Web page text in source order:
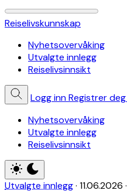
Reiselivskunnskap
Nyhetsovervåking
Utvalgte innlegg
Reiselivsinnsikt
Logg innRegistrer deg
Nyhetsovervåking
Utvalgte innlegg
Reiselivsinnsikt
Utvalgte innlegg· 11.06.2026 ·